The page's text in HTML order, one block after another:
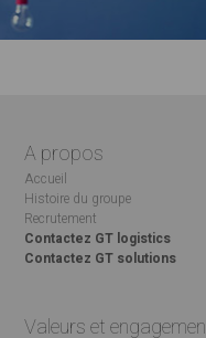
A propos
Accueil
Histoire du groupe
Recrutement
Contactez GT logistics
Contactez GT solutions
Valeurs et